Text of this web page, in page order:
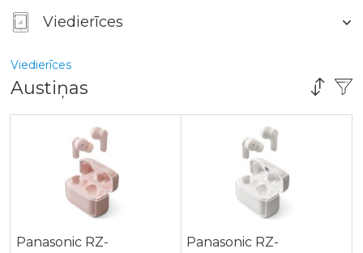
Viedierīces
Viedierīces
Austiņas
Panasonic RZ-
Panasonic RZ-